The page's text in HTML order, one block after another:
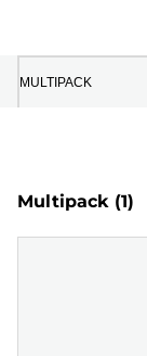
MULTIPACK
Multipack (1)